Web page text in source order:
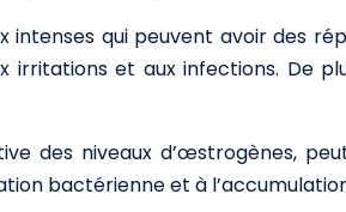
qui peuvent avoir des
et aux infections. De
des niveaux d’œstrogènes,
bactérienne et à